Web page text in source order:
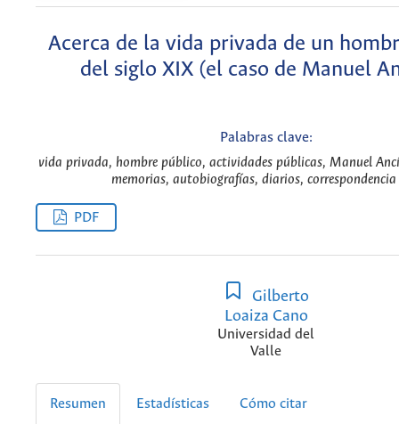
Acerca de la vida privada de un
del siglo XIX (el caso de Manuel
Palabras clave:
vida privada, hombre público, actividades públicas, Manuel
memorias, autobiografías, diarios, correspondencia
PDF
Gilberto
Loaiza Cano
Universidad del
Valle
Resumen Estadísticas Cómo citar